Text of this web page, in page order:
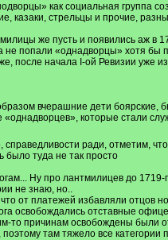
как социальная группа
казаки, стрельцы и прочие,
же пусть и появились аж в
не попали «однадворцы» хотя бы
после начала I-ой Ревизии уже
вчерашние дети боярские,
«однадворцев», которые стали
справедливости ради, отметим,
было туда не так просто
Ну про лантмилицев до
не знаю, но..
от платежей избавляли отцов
освобождались отставные
то причинам освобождены были
поэтому там тяжело все